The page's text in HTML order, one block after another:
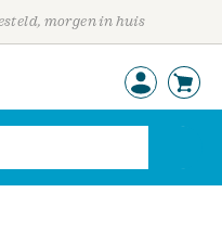
morgen in huis